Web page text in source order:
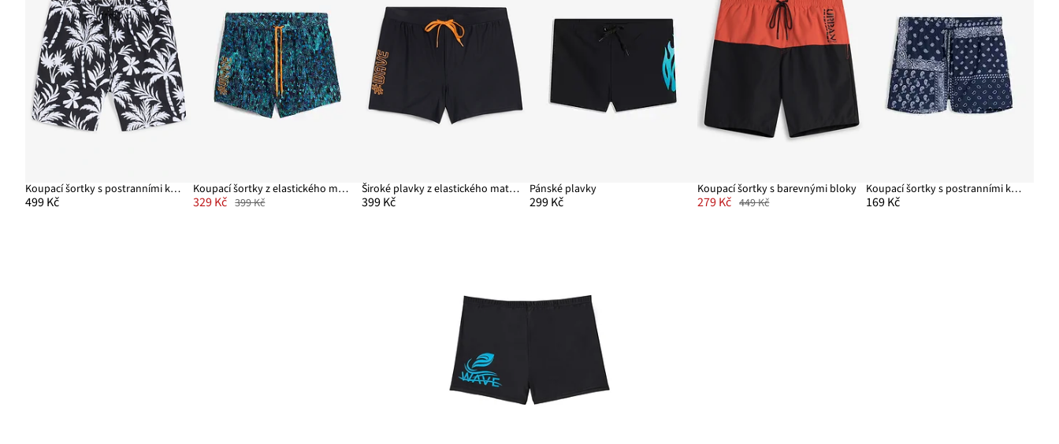
Koupací šortky s postranními kapsami
499 Kč
Koupací šortky z elastického materiálu
329 Kč 399 Kč
Široké plavky z elastického materiálu
399 Kč
Pánské plavky
299 Kč
Koupací šortky s barevnými bloky
279 Kč 449 Kč
Koupací šortky s postranními kapsami
169 Kč